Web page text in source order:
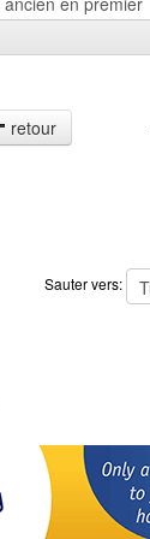
retour
Sauter vers: